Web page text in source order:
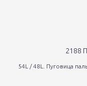
2188
54L / 48L. Пуговица